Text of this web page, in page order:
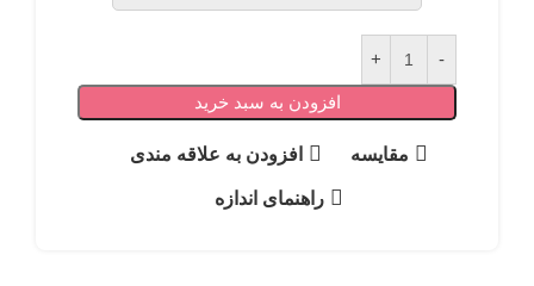
افزودن به سبد خرید
مقايسه افزودن به علاقه مندی
راهنمای اندازه